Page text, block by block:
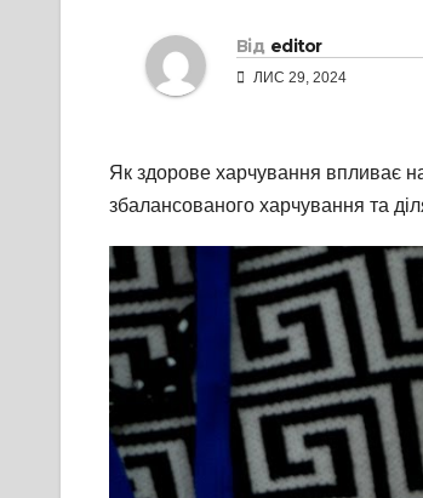
Від editor
ЛИС 29, 2024
Як здорове харчування впливає
збалансованого харчування та